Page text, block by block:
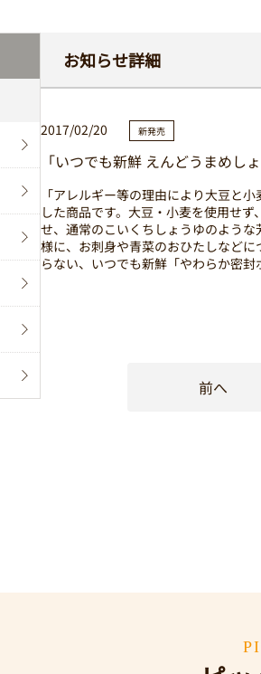
お知らせ詳細
2017/02/20 新発売
「いつでも新鮮 えんどうまめし
「アレルギー等の理由により大豆と
した商品です。大豆・小麦を使用せ
せ、通常のこいくちしょうゆのよう
様に、お刺身や青菜のおひたしなど
らない、いつでも新鮮「やわらか密封
前へ